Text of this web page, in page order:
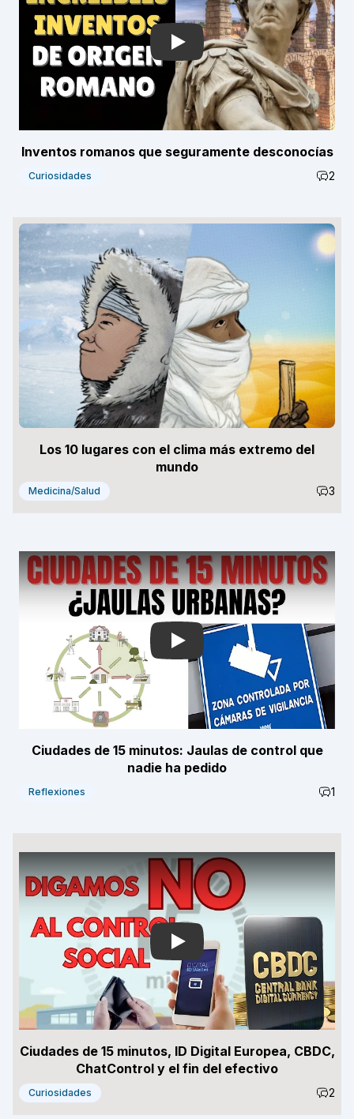
Inventos romanos que seguramente desconocías
Play
Curiosidades 2
Los 10 lugares con el clima más extremo del
mundo
Medicina/Salud 3
Ciudades de 15 minutos: Jaulas de control que
nadie ha pedido
Play
Reflexiones 1
Ciudades de 15 minutos, ID Digital Europea, CBDC,
ChatControl y el fin del efectivo
Play
Curiosidades 2